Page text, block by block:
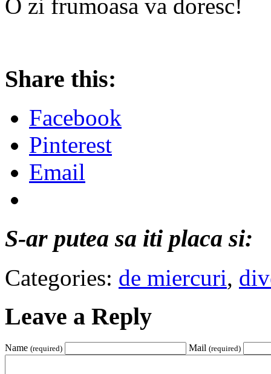
O zi frumoasa va doresc!
Share this:
Facebook
Pinterest
Email
S-ar putea sa iti placa si:
Categories: de miercuri,
Leave a Reply
Name (required) Mail (required)